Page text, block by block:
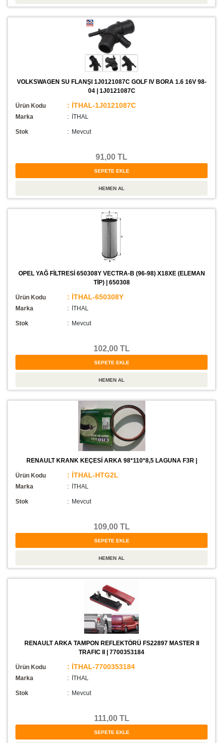
VOLKSWAGEN SU FLANŞI 1J0121087C GOLF IV BORA 1.6 16V 98-
04 | 1J0121087C
Ürün Kodu : İTHAL-1J0121087C
Marka : İTHAL
Stok : Mevcut
91,00 TL
OPEL YAĞ FİLTRESİ 650308Y VECTRA-B (96-98) X18XE (ELEMAN
TİP) | 650308
Ürün Kodu : İTHAL-650308Y
Marka : İTHAL
Stok : Mevcut
102,00 TL
RENAULT KRANK KEÇESİ ARKA 98*110*8,5 LAGUNA F3R |
Ürün Kodu : İTHAL-HTG2L
Marka : İTHAL
Stok : Mevcut
109,00 TL
RENAULT ARKA TAMPON REFLEKTÖRÜ FS22897 MASTER II
TRAFIC II | 7700353184
Ürün Kodu : İTHAL-7700353184
Marka : İTHAL
Stok : Mevcut
111,00 TL